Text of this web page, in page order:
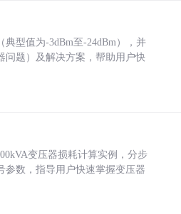
型值为-3dBm至-24dBm），并
问题）及解决方案，帮助用户快
变压器损耗计算实例，分步
参数，指导用户快速掌握变压器